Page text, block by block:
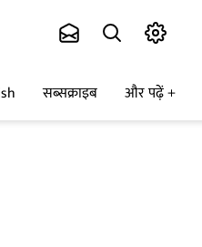
सब्सक्राइब और पढ़ें